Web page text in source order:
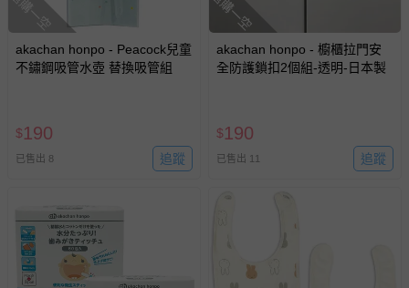
搶購一空
akachan honpo - Peacock兒童
不鏽鋼吸管水壺 替換吸管組
$190
已售出 8 追蹤
搶購一空
akachan honpo - 櫥櫃拉門安
全防護鎖扣2個組-透明-日本製
$190
已售出 11 追蹤